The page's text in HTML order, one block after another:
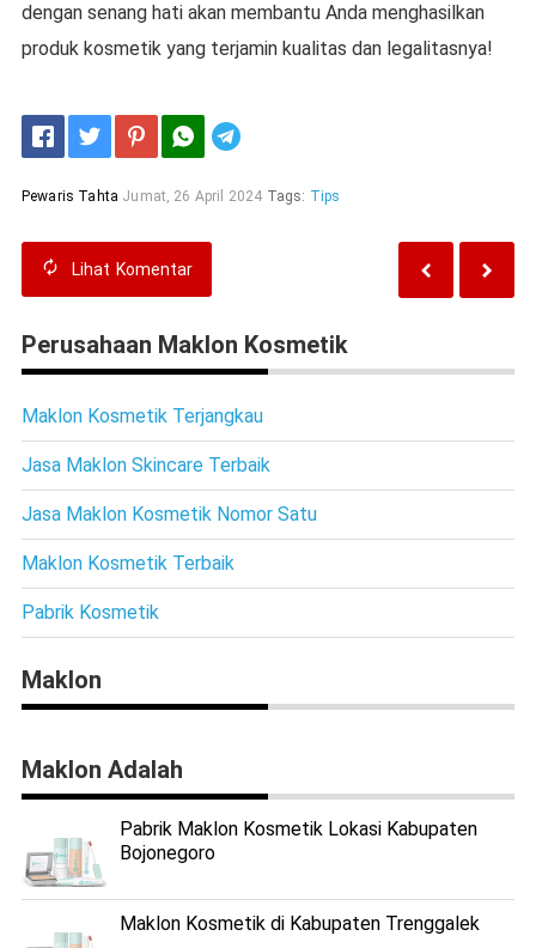
dengan senang hati akan membantu Anda menghasilkan
produk kosmetik yang terjamin kualitas dan legalitasnya!
Pewaris Tahta Jumat, 26 April 2024 Tags: Tips
Lihat Komentar
Perusahaan Maklon Kosmetik
Maklon Kosmetik Terjangkau
Jasa Maklon Skincare Terbaik
Jasa Maklon Kosmetik Nomor Satu
Maklon Kosmetik Terbaik
Pabrik Kosmetik
Maklon
Maklon Adalah
Pabrik Maklon Kosmetik Lokasi Kabupaten
Bojonegoro
Maklon Kosmetik di Kabupaten Trenggalek